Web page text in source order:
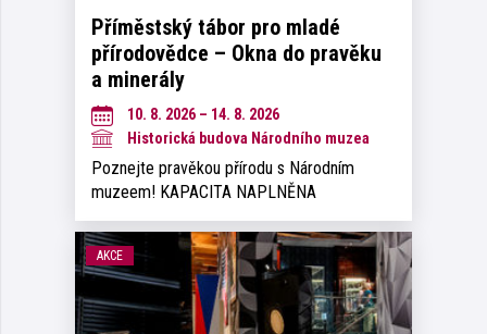
Příměstský tábor pro mladé
přírodovědce – Okna do pravěku
a minerály
10. 8. 2026 – 14. 8. 2026
Historická budova Národního muzea
Poznejte pravěkou přírodu s Národním
muzeem! KAPACITA NAPLNĚNA
AKCE